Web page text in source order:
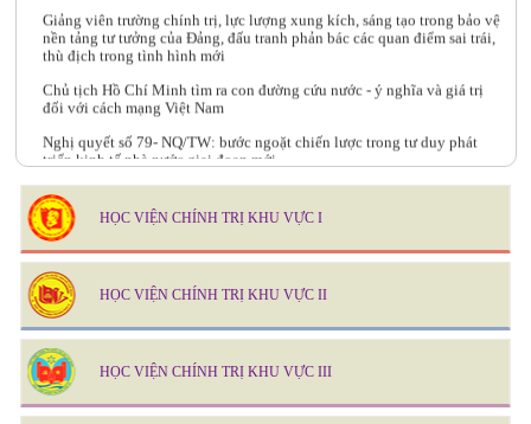
nền tảng tư tưởng của Đảng, đấu tranh phản bác các quan điểm sai trái,
thù địch trong tình hình mới
đối với cách mạng Việt Nam
triển kinh tế nhà nước giai đoạn mới
tại Đại hội Đảng toàn quốc lần thứ XIV
HỌC VIỆN CHÍNH TRỊ KHU VỰC I
HỌC VIỆN CHÍNH TRỊ KHU VỰC II
HỌC VIỆN CHÍNH TRỊ KHU VỰC III